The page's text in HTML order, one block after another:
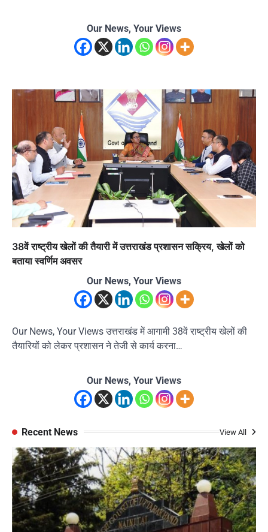
Our News, Your Views
38वें राष्ट्रीय खेलों की तैयारी में उत्तराखंड प्रशासन सक्रिय, खेलों को
बताया स्वर्णिम अवसर
Our News, Your Views
Our News, Your Views उत्तराखंड में आगामी 38वें राष्ट्रीय खेलों की
तैयारियों को लेकर प्रशासन ने तेजी से कार्य करना…
Our News, Your Views
Recent News View All